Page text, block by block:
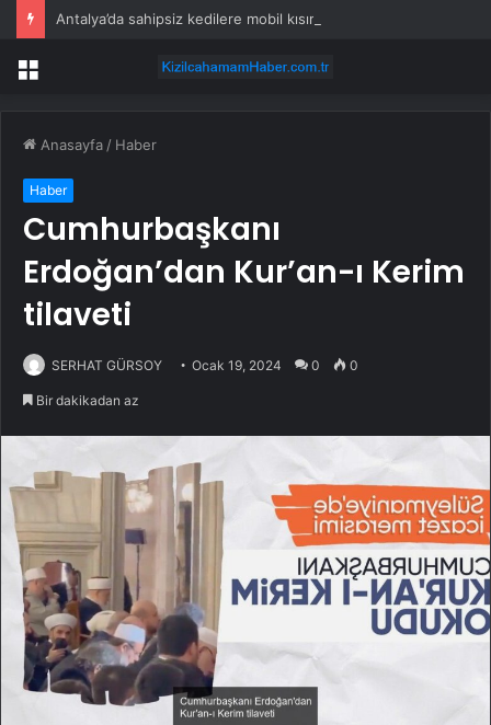
Antalya’da sahipsiz kedilere mobil kısırlaştırma hizmeti
Menü
Anasayfa / Haber
Haber
Cumhurbaşkanı
Erdoğan’dan Kur’an-ı Kerim
tilaveti
SERHAT GÜRSOY Ocak 19, 2024 0 0
Bir dakikadan az